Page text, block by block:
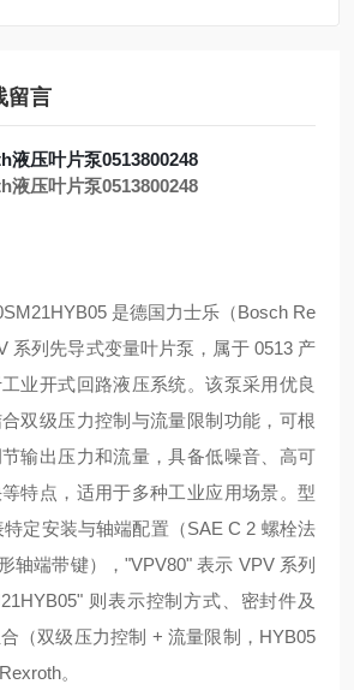
留言
液压叶片泵0513800248
液压叶片泵0513800248
是德国力士乐（Bosch Re
系列先导式变量叶片泵，属于 0513 产
业开式回路液压系统。该泵采用优良
双级压力控制与流量限制功能，可根
输出压力和流量，具备低噪音、高可
特点，适用于多种工业应用场景。型
定安装与轴端配置（SAE C 2 螺栓法
轴端带键），"VPV80" 表示 VPV 系列
则表示控制方式、密封件及
（双级压力控制 + 流量限制，HYB05
Rexroth。